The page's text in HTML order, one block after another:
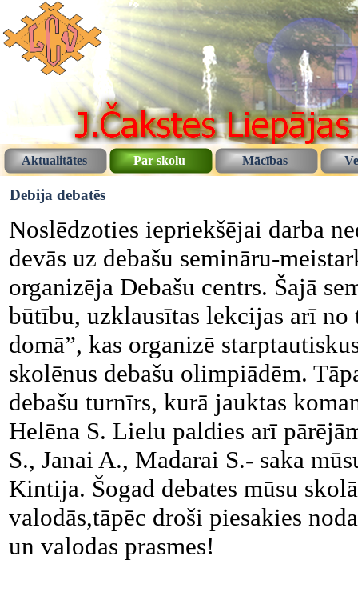
Aktualitātes Par skolu Mācības
Debija debatēs
Noslēdzoties iepriekšējai darba
devās uz debašu semināru-
organizēja Debašu centrs. Šajā
būtību, uzklausītas lekcijas arī no
domā”, kas organizē
skolēnus debašu olimpiādēm.
debašu turnīrs, kurā jauktas
Helēna S. Lielu paldies arī
S., Janai A., Madarai S.- saka
Kintija. Šogad debates mūsu
valodās,tāpēc droši piesakies
un valodas prasmes!